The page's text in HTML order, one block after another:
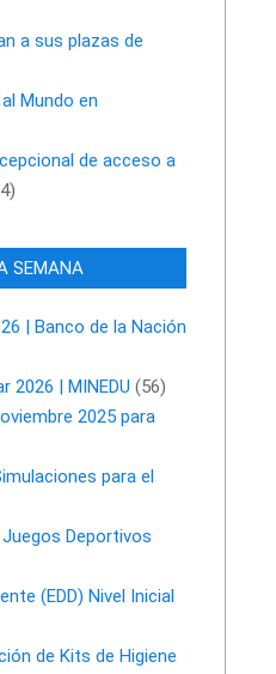
a sus plazas de
Mundo en
de acceso a
SEMANA
| Banco de la Nación
2026 | MINEDU (56)
2025 para
para el
Deportivos
(EDD) Nivel Inicial
de Kits de Higiene